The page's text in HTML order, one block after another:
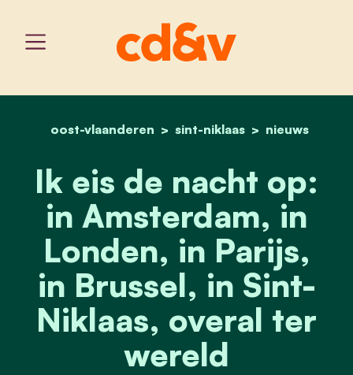
home
oost-vlaanderen sint-niklaas nieuws
ik eis de nacht op: in
Ik eis de nacht op:
in Amsterdam, in
Londen, in Parijs,
in Brussel, in Sint-
Niklaas, overal ter
wereld